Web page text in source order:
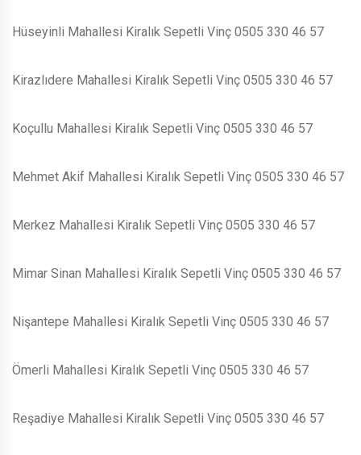
Hüseyinli Mahallesi Kiralık Sepetli Vinç 0505 330 46 57
Kirazlıdere Mahallesi Kiralık Sepetli Vinç 0505 330 46 57
Koçullu Mahallesi Kiralık Sepetli Vinç 0505 330 46 57
Mehmet Akif Mahallesi Kiralık Sepetli Vinç 0505 330 46 57
Merkez Mahallesi Kiralık Sepetli Vinç 0505 330 46 57
Mimar Sinan Mahallesi Kiralık Sepetli Vinç 0505 330 46 57
Nişantepe Mahallesi Kiralık Sepetli Vinç 0505 330 46 57
Ömerli Mahallesi Kiralık Sepetli Vinç 0505 330 46 57
Reşadiye Mahallesi Kiralık Sepetli Vinç 0505 330 46 57